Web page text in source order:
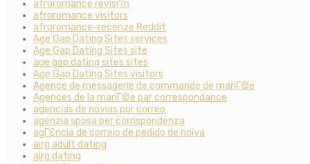
afroromance revisi?n
afroromance visitors
afroromance-recenze Reddit
Age Gap Dating Sites services
Age Gap Dating Sites site
age gap dating sites sites
Age Gap Dating Sites visitors
Agence de messagerie de commande de mariГ©e
Agences de la mariГ©e par correspondance
agencias de novias por correo
agenzia sposa per corrispondenza
agГЄncia de correio de pedido de noiva
airg adult dating
airg dating